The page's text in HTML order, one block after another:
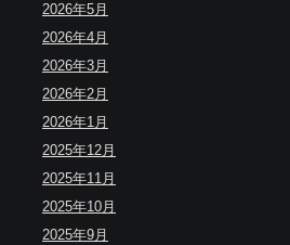
2026年5月
2026年4月
2026年3月
2026年2月
2026年1月
2025年12月
2025年11月
2025年10月
2025年9月